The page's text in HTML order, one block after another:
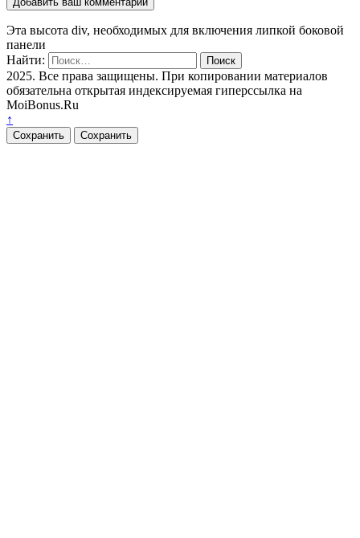
Эта высота div, необходимых для включения липкой боковой
панели
Найти:
2025. Все права защищены. При копировании материалов
обязательна открытая индексируемая гиперссылка на
MoiBonus.Ru
↑